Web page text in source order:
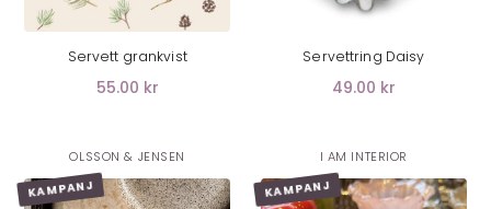
LÄGG I VARUKORG
Servett grankvist
55.00 kr
Servettring Daisy
49.00 kr
OLSSON & JENSEN
KAMPANJ
I AM INTERIOR
KAMPANJ